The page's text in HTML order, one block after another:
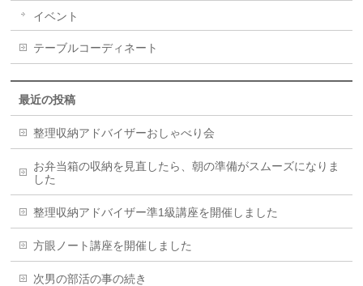
イベント
テーブルコーディネート
最近の投稿
整理収納アドバイザーおしゃべり会
お弁当箱の収納を見直したら、朝の準備がスムーズになりま
した
整理収納アドバイザー準1級講座を開催しました
方眼ノート講座を開催しました
次男の部活の事の続き